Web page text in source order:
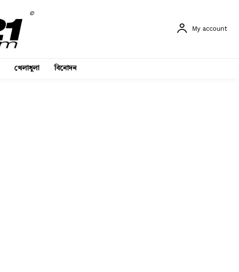
©
My account
খেলাধুলা বিনোদন